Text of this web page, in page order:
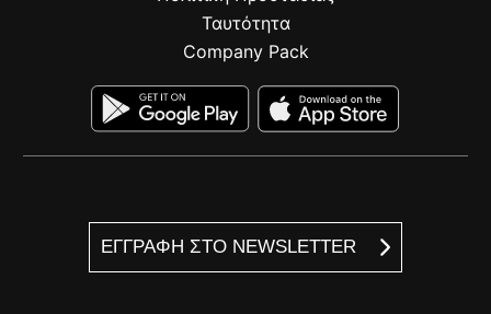
ΕΓΓΡΑΦΗ ΣΤΟ NEWSLETTER
Ταυτότητα
Company Pack